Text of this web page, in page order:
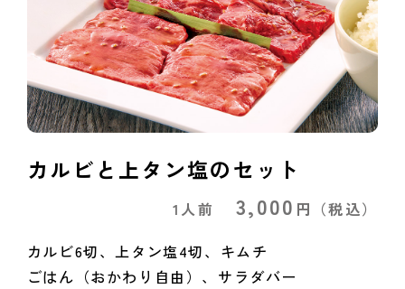
カルビと上タン塩のセット
1人前 3,000 円 （税込）
カルビ6切、上タン塩4切、キムチ
ごはん（おかわり自由）、サラダバー